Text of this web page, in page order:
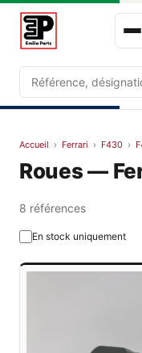
Recherche
Accueil › Ferrari › F430 ›
Roues —
8 références
En stock uniquement